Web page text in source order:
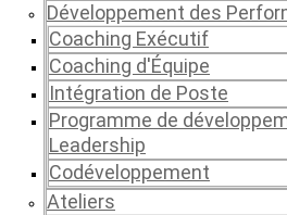
Développement des
Coaching Exécutif
Coaching d'Équipe
Intégration de Poste
Programme de
Leadership
Codéveloppement
Ateliers